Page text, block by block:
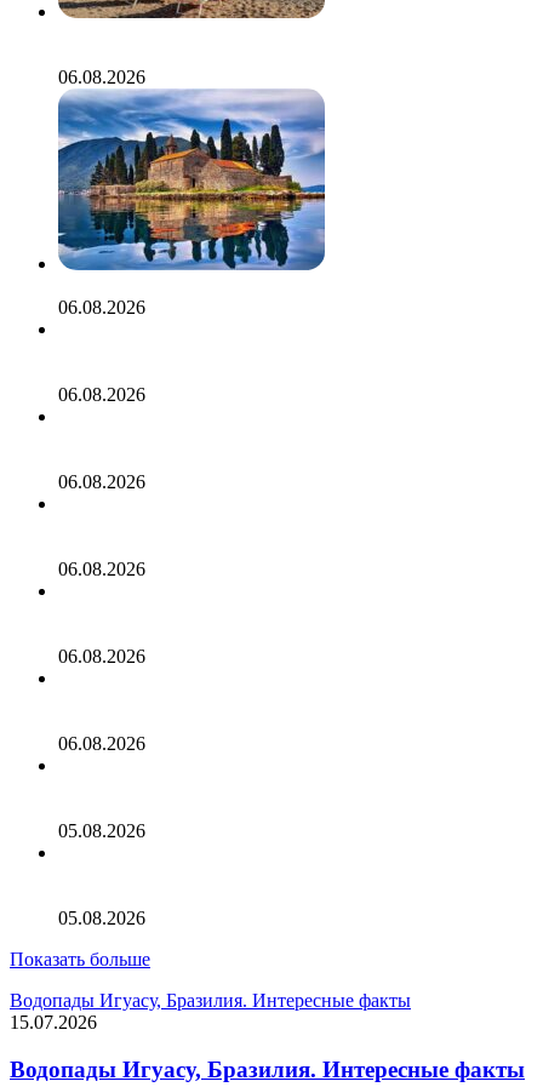
06.08.2026
06.08.2026
06.08.2026
06.08.2026
06.08.2026
06.08.2026
06.08.2026
05.08.2026
05.08.2026
Показать больше
Водопады Игуасу, Бразилия. Интересные факты
15.07.2026
Водопады Игуасу, Бразилия. Интересные факты